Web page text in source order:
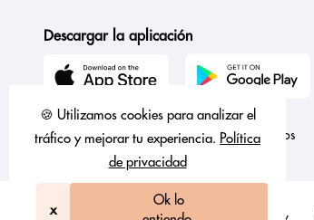
🍪 Utilizamos cookies para analizar el
tráfico y mejorar tu experiencia. Política
de privacidad
x
Ok lo
Descargar la aplicación
© 2026 Hotels By Day, LLC. Todos los derechos
Reservado.